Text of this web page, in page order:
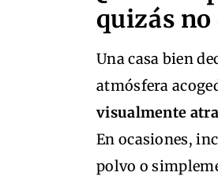
quizás
Una casa bien
atmósfera
visualmente
En ocasiones,
polvo o